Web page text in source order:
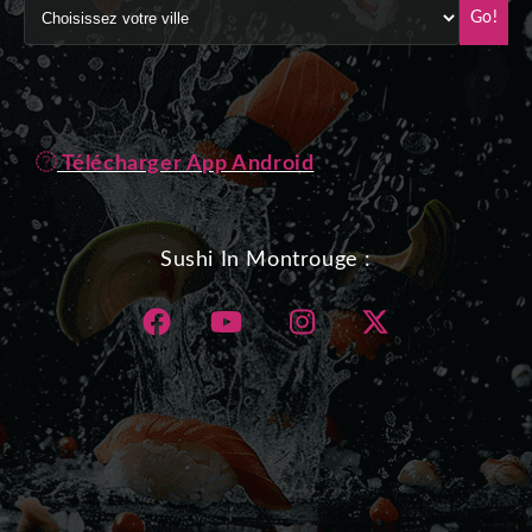
Go!
Télécharger App Android
Sushi In Montrouge :